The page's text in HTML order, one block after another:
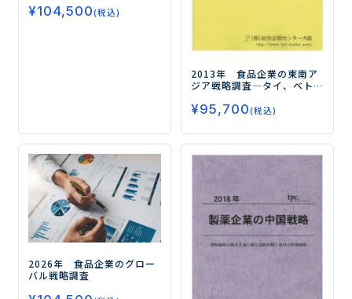
¥104,500(税込)
2013年 食品企業の東南ア
ジア戦略調査―タイ、ベト
シア、インドの食品市場と進
出企業の事業戦略を探る―
¥95,700(税込)
2026年 食品企業のグロー
バル戦略調査